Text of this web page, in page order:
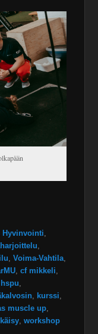
Hyvinvointi,
,
,Voima-Vahtila,
,cf mikkeli,
hspu,
, kurssi,
muscle up,
,workshop